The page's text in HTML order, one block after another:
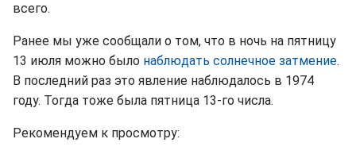
всего.
Ранее мы уже сообщали о том, что в ночь на пятницу
13 июля можно было наблюдать солнечное затмение.
В последний раз это явление наблюдалось в 1974
году. Тогда тоже была пятница 13-го числа.
Рекомендуем к просмотру: